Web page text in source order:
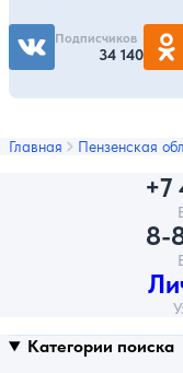
Подписчиков
34 140
Главная Пензенская
+7
8-
Категории поиска